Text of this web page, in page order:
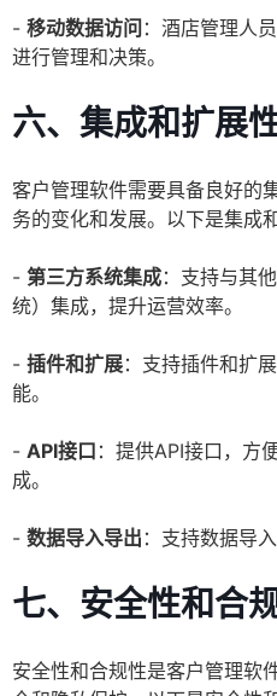
- 移动数据访问 ：酒店管理人
进行管理和决策。
六、集成和扩展
客户管理软件需要具备良好的
务的变化和发展。以下是集成
- 第三方系统集成：支持与其
统）集成，提升运营效率。
- 插件和扩展：支持插件和扩
能。
- API接口 ：提供API接口，方
成。
- 数据导入导出 ：支持数据导
七、安全性和合
安全性和合规性是客户管理软